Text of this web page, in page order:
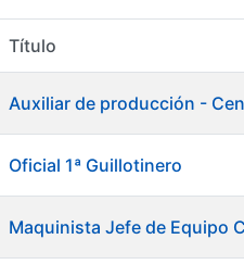
Mostrar/Ocultar
Título
Auxiliar de producción -
Oficial 1ª Guillotinero
Maquinista Jefe de Equipo